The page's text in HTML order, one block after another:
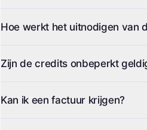
Hoe werkt het uitnodigen van
Zijn de credits onbeperkt
Kan ik een factuur krijgen?